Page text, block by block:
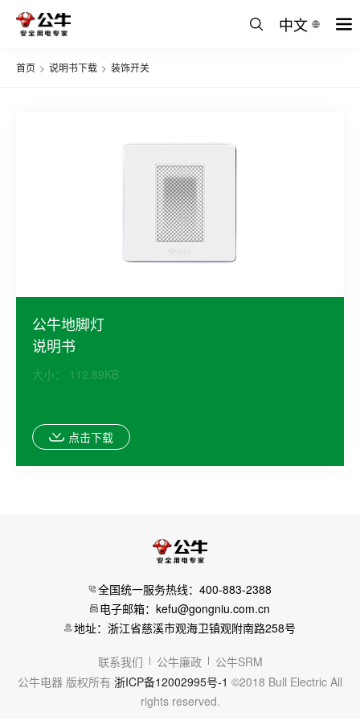
中文
首页 > 说明书下载 > 装饰开关
公牛地脚灯
说明书
大小： 112.89KB
点击下载
全国统一服务热线：400-883-2388
电子邮箱：kefu@gongniu.com.cn
地址：浙江省慈溪市观海卫镇观附南路258号
联系我们 公牛廉政
公牛SRM
公牛电器 版权所有 浙ICP备12002995号-1 ©2018 Bull Electric All
rights reserved.